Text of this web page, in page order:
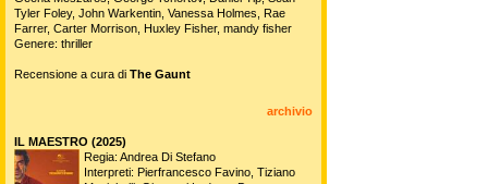
Tyler Foley, John Warkentin, Vanessa Holmes, Rae
Farrer, Carter Morrison, Huxley Fisher, mandy fisher
Genere: thriller
Recensione a cura di The Gaunt
archivio
IL MAESTRO (2025)
Regia: Andrea Di Stefano
Interpreti: Pierfrancesco Favino, Tiziano